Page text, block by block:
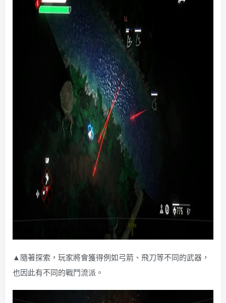
▲隨著探索，玩家將會獲得例如弓箭、飛刀等不同的武器，
也因此有不同的戰鬥流派。